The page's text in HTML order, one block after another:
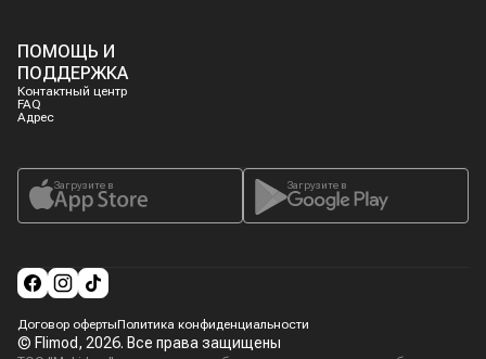
ПОМОЩЬ И
ПОДДЕРЖКА
Контактный центр
FAQ
Адрес
Загрузите в Загрузите в
Договор офертыПолитика конфиденциальности
© Flimod, 2026. Все права защищены